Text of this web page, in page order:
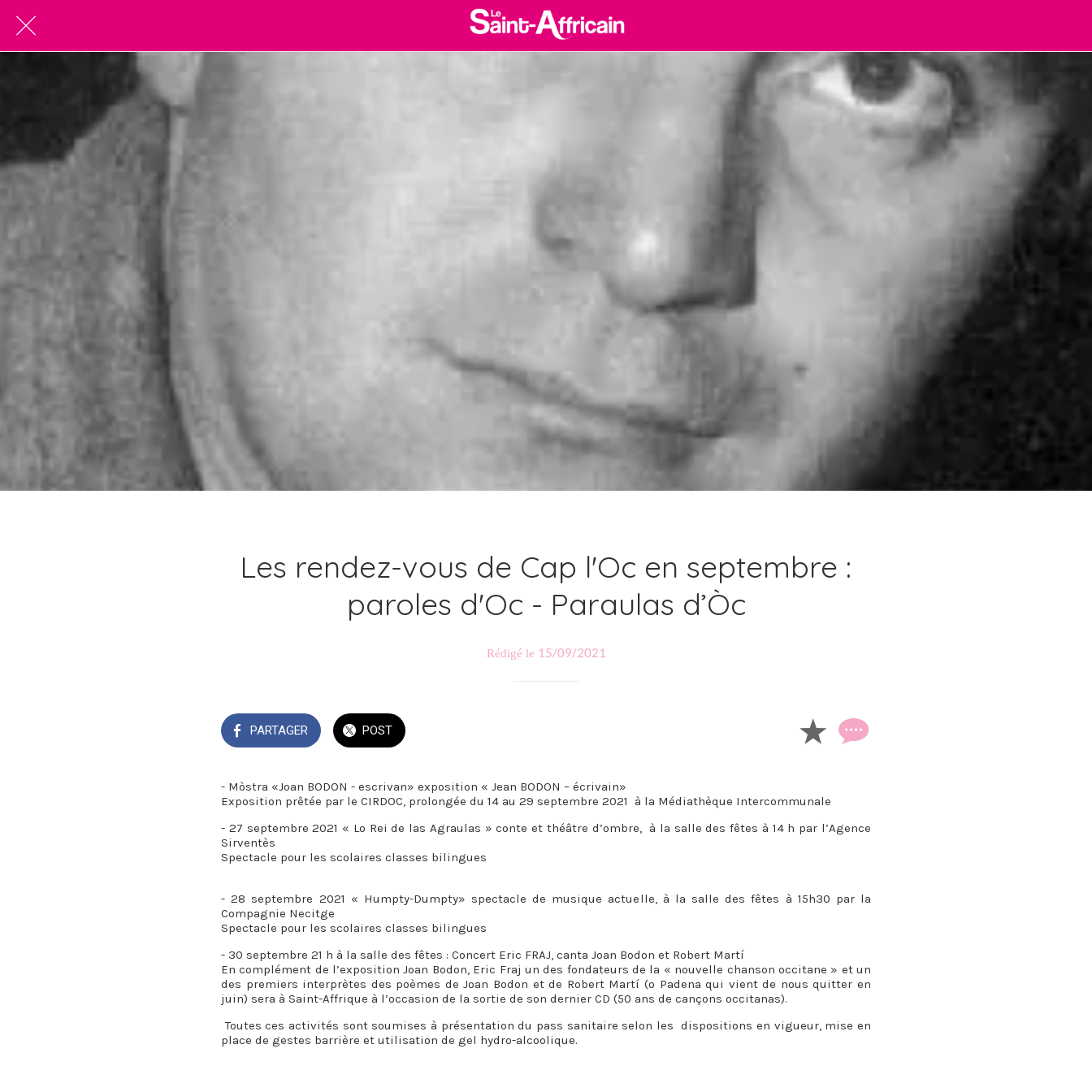
Les rendez-vous de Cap l'Oc en septembre :
paroles d'Oc - Paraulas d’Òc
Rédigé le 15/09/2021
PARTAGER POST
- Mòstra «Joan BODON - escrivan» exposition « Jean BODON – écrivain»
Exposition prêtée par le CIRDOC, prolongée du 14 au 29 septembre 2021 à la Médiathèque Intercommunale
- 27 septembre 2021 « Lo Rei de las Agraulas » conte et théâtre d’ombre, à la salle des fêtes à 14 h par l’Agence
Sirventès
Spectacle pour les scolaires classes bilingues
- 28 septembre 2021 « Humpty-Dumpty» spectacle de musique actuelle, à la salle des fêtes à 15h30 par la
Compagnie Necitge
Spectacle pour les scolaires classes bilingues
- 30 septembre 21 h à la salle des fêtes : Concert Eric FRAJ, canta Joan Bodon et Robert Martí
En complément de l’exposition Joan Bodon, Eric Fraj un des fondateurs de la « nouvelle chanson occitane » et un
des premiers interprètes des poèmes de Joan Bodon et de Robert Martí (o Padena qui vient de nous quitter en
juin) sera à Saint-Affrique à l’occasion de la sortie de son dernier CD (50 ans de cançons occitanas).
Toutes ces activités sont soumises à présentation du pass sanitaire selon les dispositions en vigueur, mise en
place de gestes barrière et utilisation de gel hydro-alcoolique.